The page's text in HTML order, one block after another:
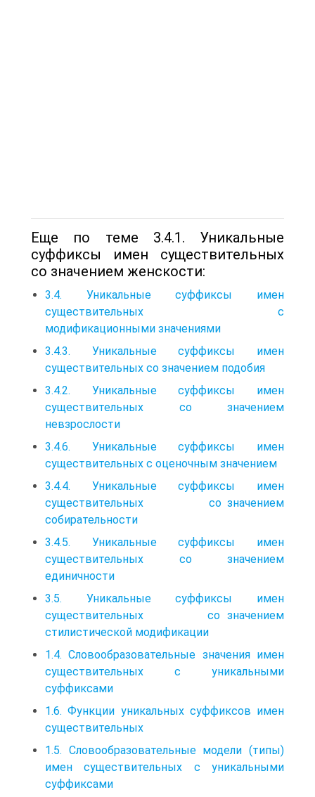
Еще по теме 3.4.1. Уникальные
суффиксы имен существительных
со значением женскости:
3.4. Уникальные суффиксы имен
существительных с
модификационными значениями
3.4.3. Уникальные суффиксы имен
существительных со значением подобия
3.4.2. Уникальные суффиксы имен
существительных со значением
невзрослости
3.4.6. Уникальные суффиксы имен
существительных с оценочным значением
3.4.4. Уникальные суффиксы имен
существительных со значением
собирательности
3.4.5. Уникальные суффиксы имен
существительных со значением
единичности
3.5. Уникальные суффиксы имен
существительных со значением
стилистической модификации
1.4. Словообразовательные значения имен
существительных с уникальными
суффиксами
1.6. Функции уникальных суффиксов имен
существительных
1.5. Словообразовательные модели (типы)
имен существительных с уникальными
суффиксами